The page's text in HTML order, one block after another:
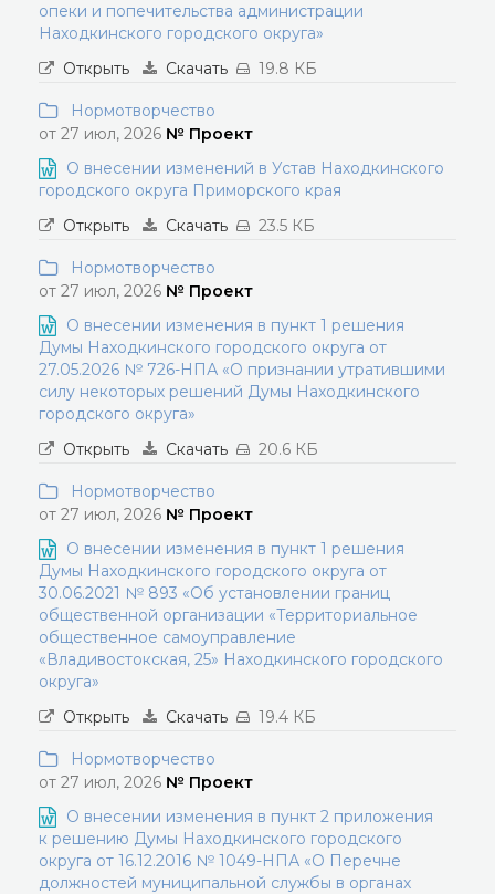
опеки и попечительства администрации
Находкинского городского округа»
Открыть
Скачать 19.8 КБ
Нормотворчество
от 27 июл, 2026 № Проект
О внесении изменений в Устав Находкинского
городского округа Приморского края
Открыть
Скачать 23.5 КБ
Нормотворчество
от 27 июл, 2026 № Проект
О внесении изменения в пункт 1 решения
Думы Находкинского городского округа от
27.05.2026 № 726-НПА «О признании утратившими
силу некоторых решений Думы Находкинского
городского округа»
Открыть
Скачать 20.6 КБ
Нормотворчество
от 27 июл, 2026 № Проект
О внесении изменения в пункт 1 решения
Думы Находкинского городского округа от
30.06.2021 № 893 «Об установлении границ
общественной организации «Территориальное
общественное самоуправление
«Владивостокская, 25» Находкинского городского
округа»
Открыть
Скачать 19.4 КБ
Нормотворчество
от 27 июл, 2026 № Проект
О внесении изменения в пункт 2 приложения
к решению Думы Находкинского городского
округа от 16.12.2016 № 1049-НПА «О Перечне
должностей муниципальной службы в органах